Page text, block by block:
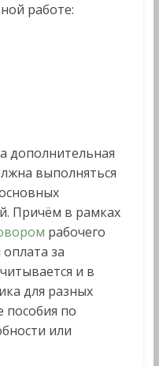
работе:
дополнительная
выполняться
Причём в рамках
рабочего
за
и в
для разных
пособия по
или